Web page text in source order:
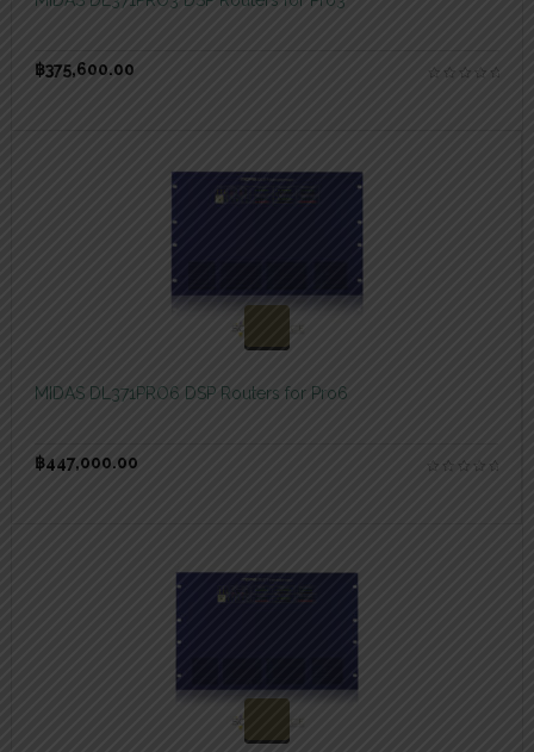
฿375,600.00
สอบถามและสั่งซื้อสินค้า
MIDAS DL371PRO6 DSP Routers for Pro6
฿447,000.00